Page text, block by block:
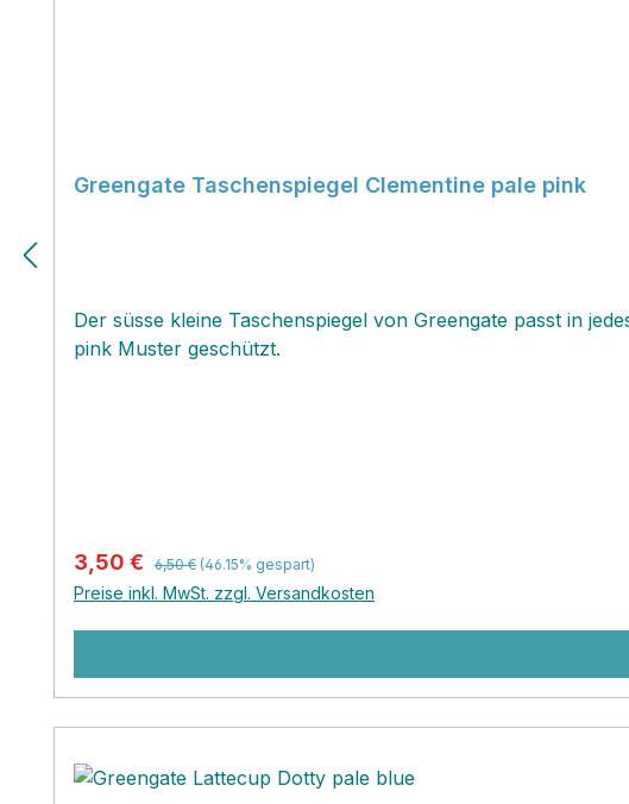
Greengate Taschenspiegel Clementine pale pink
Der süsse kleine Taschenspiegel von Greengate passt in
pink Muster geschützt.
Verkaufspreis:
3,50 € Regulärer Preis:
6,50 € (46.15% gespart)
Preise inkl. MwSt. zzgl. Versandkosten